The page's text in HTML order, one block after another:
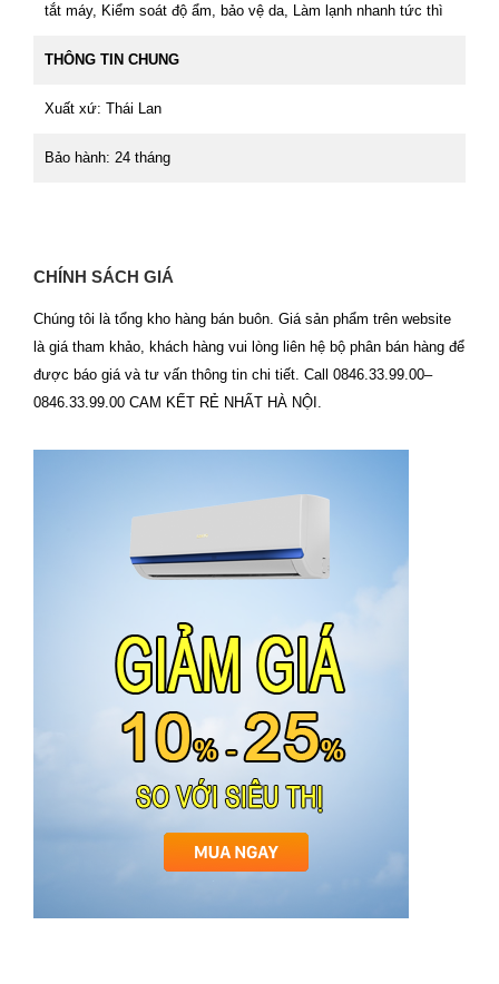
tắt máy, Kiểm soát độ ẩm, bảo vệ da, Làm lạnh nhanh tức thì
THÔNG TIN CHUNG
Xuất xứ: Thái Lan
Bảo hành: 24 tháng
CHÍNH SÁCH GIÁ
Chúng tôi là tổng kho hàng bán buôn. Giá sản phẩm trên website
là giá tham khảo, khách hàng vui lòng liên hệ bộ phân bán hàng để
được báo giá và tư vấn thông tin chi tiết. Call 0846.33.99.00–
0846.33.99.00 CAM KẾT RẺ NHẤT HÀ NỘI.